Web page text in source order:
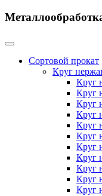
Сортовой прокат
Круг
Круг
Круг
Круг
Круг
Круг
Круг
Круг
Круг
Круг
Круг
Круг